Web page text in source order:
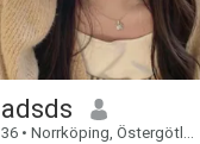
adsds
36 • Norrköping, Östergötland, Suecia